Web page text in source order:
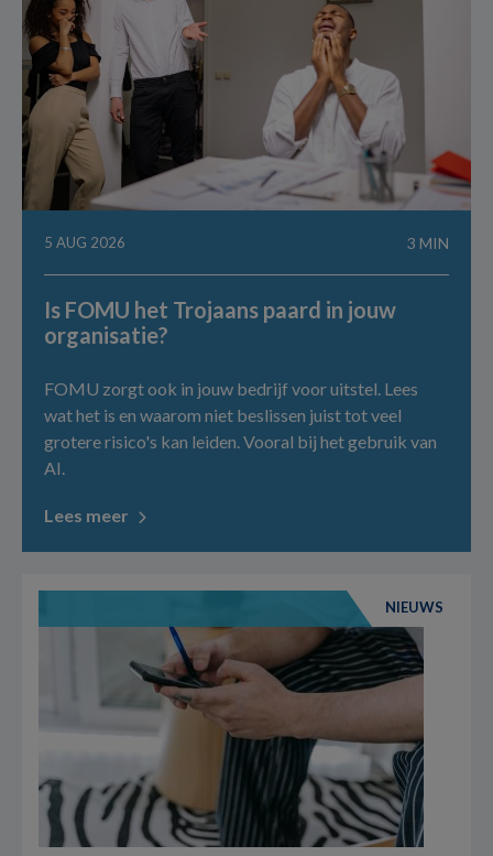
5 AUG 2026 3 MIN
Is FOMU het Trojaans paard in jouw
organisatie?
FOMU zorgt ook in jouw bedrijf voor uitstel. Lees
wat het is en waarom niet beslissen juist tot veel
grotere risico's kan leiden. Vooral bij het gebruik van
AI.
Lees meer
NIEUWS